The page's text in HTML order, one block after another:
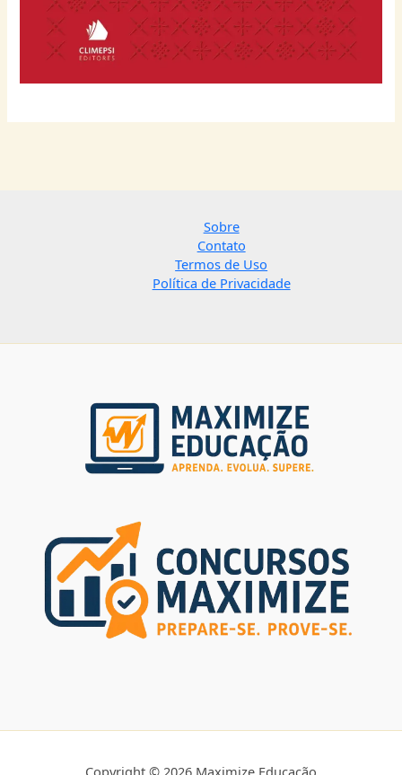
Sobre
Contato
Termos de Uso
Política de Privacidade
Copyright © 2026 Maximize Educação